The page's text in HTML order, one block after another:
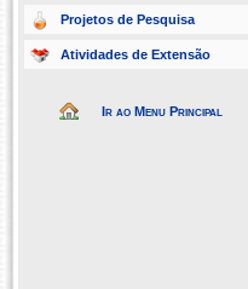
Projetos de Pesquisa
Atividades de Extensão
Ir ao Menu Principal